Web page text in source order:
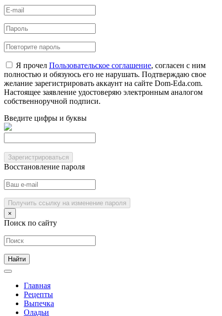
Я прочел Пользовательское соглашение, согласен с ним
полностью и обязуюсь его не нарушать. Подтверждаю свое
желание зарегистрировать аккаунт на сайте Dom-Eda.com.
Настоящее заявление удостоверяю электронным аналогом
собственноручной подписи.
Введите цифры и буквы
Зарегистрироваться
Восстановление пароля
Получить ссылку на изменение пароля
×
Поиск по сайту
Главная
Рецепты
Выпечка
Оладьи